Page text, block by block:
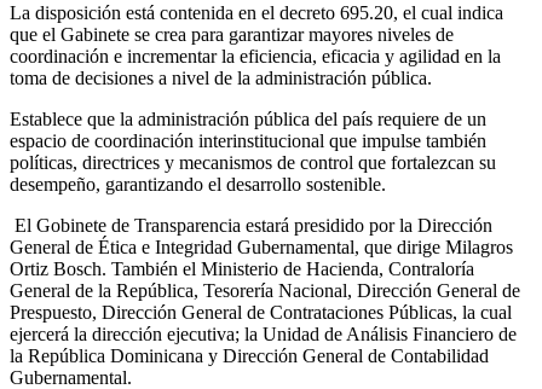
La disposición está contenida en el decreto 695.20, el cual indica
que el Gabinete se crea para garantizar mayores niveles de
coordinación e incrementar la eficiencia, eficacia y agilidad en la
toma de decisiones a nivel de la administración pública.
Establece que la administración pública del país requiere de un
espacio de coordinación interinstitucional que impulse también
políticas, directrices y mecanismos de control que fortalezcan su
desempeño, garantizando el desarrollo sostenible.
El Gobinete de Transparencia estará presidido por la Dirección
General de Ética e Integridad Gubernamental, que dirige Milagros
Ortiz Bosch. También el Ministerio de Hacienda, Contraloría
General de la República, Tesorería Nacional, Dirección General de
Prespuesto, Dirección General de Contrataciones Públicas, la cual
ejercerá la dirección ejecutiva; la Unidad de Análisis Financiero de
la República Dominicana y Dirección General de Contabilidad
Gubernamental.